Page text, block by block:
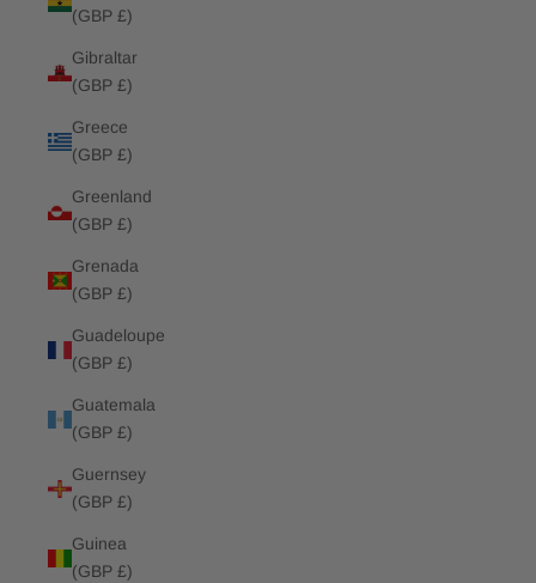
(GBP £)
Gibraltar
(GBP £)
Greece
(GBP £)
Greenland
(GBP £)
Grenada
(GBP £)
Guadeloupe
(GBP £)
Guatemala
(GBP £)
Guernsey
(GBP £)
Guinea
(GBP £)